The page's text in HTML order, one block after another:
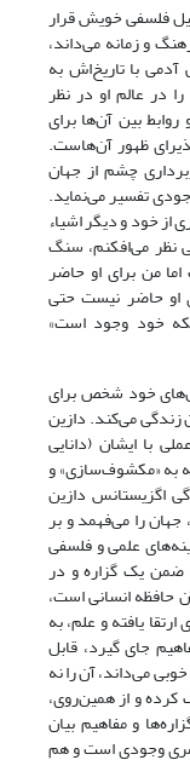
فلسفی خویش قرار
و زمانه می‌داند،
آدمی با تاریخ‌اش به
در عالم او در نظر
بین آن‌ها براى
ظهور آن‌هاست.
چشم از جهان
تفسیر می‌نماید.
از خود و دیگر اشیاء‌
نظر می‌افکنم، سنگ
من برای او حاضر
حاضر نیست حتی
خود وجود است»
خود شخص برای
می‌کند. دازین
با ایشان (دانایی
به «مکشوف‌سازی» و
اگزیستانس دازین
جهان را می‌فهمد و بر
علمی و فلسفی
ضمن یک گزاره و در
حافظه انسانی است،
یافته و علم، به
جای گیرد، قابل
می‌داند، آن را نه
و از همین‌روی،
و مفاهیم بیان
امری وجودی است و هم